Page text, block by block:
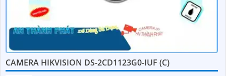
CAMERA HIKVISION DS-2CD1123G0-IUF (C)